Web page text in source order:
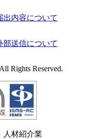
出内容について
部送信について
Rights Reserved.
人材紹介業